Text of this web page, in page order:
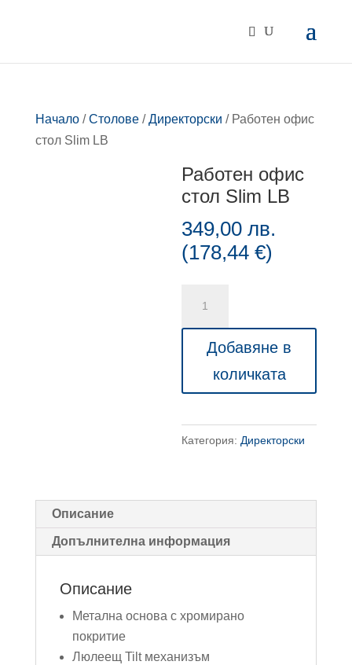
Начало/Столове/Директорски / Работен офис
стол Slim LB
Работен офис
стол Slim LB
349,00лв.
(178,44€)
офис
LB
Добавяне в
количката
Категория: Директорски
Описание
Допълнителна информация
Описание
Метална основа с хромирано
покритие
Люлеещ Tilt механизъм